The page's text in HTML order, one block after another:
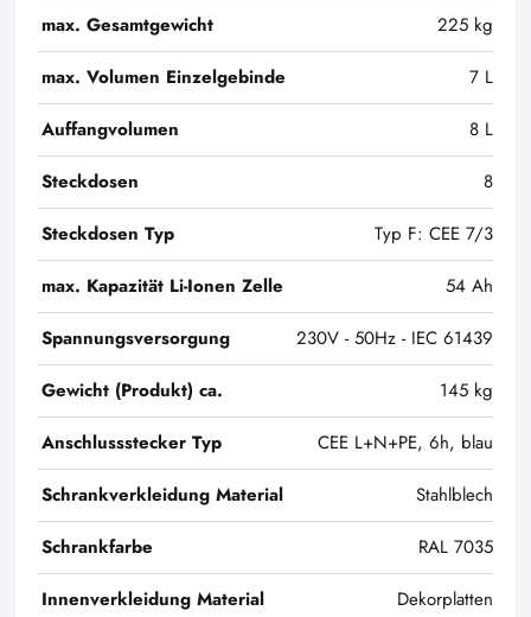
max. Gesamtgewicht
225 kg
max. Volumen Einzelgebinde
7 L
Auffangvolumen
8 L
Steckdosen
8
Steckdosen Typ
Typ F: CEE 7/3
max. Kapazität Li-Ionen Zelle
54 Ah
Spannungsversorgung
230V - 50Hz - IEC 61439
Gewicht (Produkt) ca.
145 kg
Anschlussstecker Typ
CEE L+N+PE, 6h, blau
Schrankverkleidung Material
Stahlblech
Schrankfarbe
RAL 7035
Innenverkleidung Material
Dekorplatten